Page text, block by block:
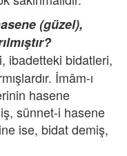
(güzel),
ibadetteki bidatleri,
İmâm-ı
hasene
sünnet-i hasene
ise, bidat demiş,